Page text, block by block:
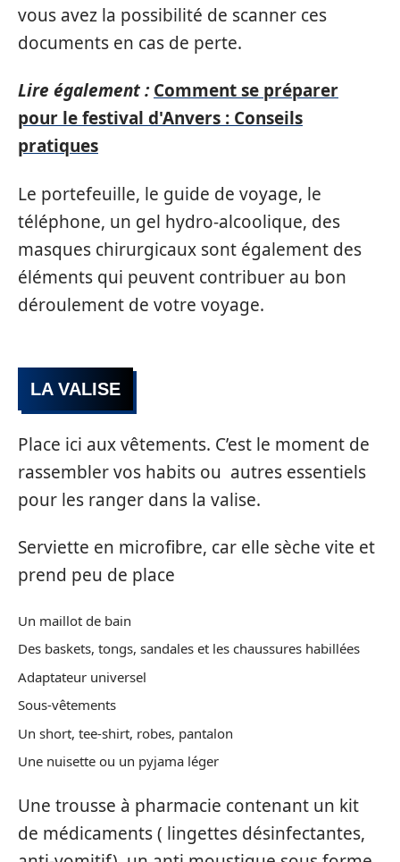
vous avez la possibilité de scanner ces
documents en cas de perte.
Lire également : Comment se préparer
pour le festival d'Anvers : Conseils
pratiques
Le portefeuille, le guide de voyage, le
téléphone, un gel hydro-alcoolique, des
masques chirurgicaux sont également des
éléments qui peuvent contribuer au bon
déroulement de votre voyage.
LA VALISE
Place ici aux vêtements. C’est le moment de
rassembler vos habits ou autres essentiels
pour les ranger dans la valise.
Serviette en microfibre, car elle sèche vite et
prend peu de place
Un maillot de bain
Des baskets, tongs, sandales et les chaussures habillées
Adaptateur universel
Sous-vêtements
Un short, tee-shirt, robes, pantalon
Une nuisette ou un pyjama léger
Une trousse à pharmacie contenant un kit
de médicaments ( lingettes désinfectantes,